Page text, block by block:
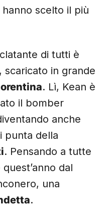
scelto il più
di tutti è
, scaricato in grande
. Lì, Kean è
il bomber
anche
punta della
. Pensando a tutte
dal
una
.